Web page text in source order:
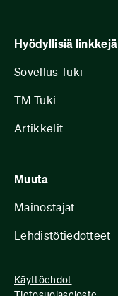
Hyödyllisiä linkkejä
Sovellus Tuki
TM Tuki
Artikkelit
Muuta
Mainostajat
Lehdistötiedotteet
Käyttöehdot